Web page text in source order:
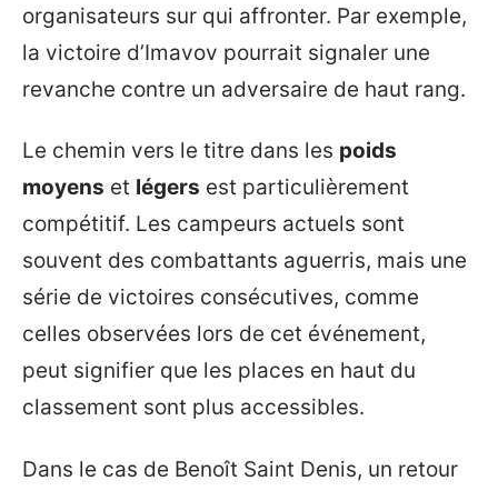
organisateurs sur qui affronter. Par exemple,
la victoire d’Imavov pourrait signaler une
revanche contre un adversaire de haut rang.
Le chemin vers le titre dans les poids
moyens et légers est particulièrement
compétitif. Les campeurs actuels sont
souvent des combattants aguerris, mais une
série de victoires consécutives, comme
celles observées lors de cet événement,
peut signifier que les places en haut du
classement sont plus accessibles.
Dans le cas de Benoît Saint Denis, un retour